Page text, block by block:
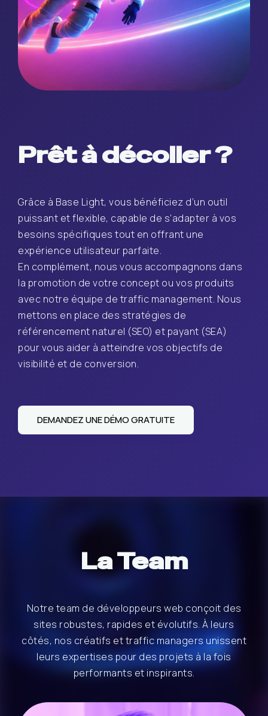
Prêt à décoller ?
Grâce à Base Light, vous bénéficiez d’un outil
puissant et flexible, capable de s’adapter à vos
besoins spécifiques tout en offrant une
expérience utilisateur parfaite.
En complément, nous vous accompagnons dans
la promotion de votre concept ou vos produits
avec notre équipe de traffic management. Nous
mettons en place des stratégies de
référencement naturel (SEO) et payant (SEA)
pour vous aider à atteindre vos objectifs de
visibilité et de conversion.
DEMANDEZ UNE DÉMO GRATUITE
La Team
Notre team de développeurs web conçoit des
sites robustes, rapides et évolutifs. À leurs
côtés, nos créatifs et traffic managers unissent
leurs expertises pour des projets à la fois
performants et inspirants.